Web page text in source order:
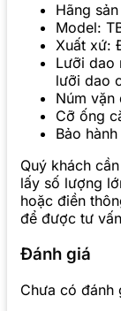
Hãng
Model:
Xuất xứ:
Lưỡi dao
lưỡi dao
Núm vặn
Cỡ ống
Bảo
Quý khách
lấy số lượng
hoặc điền
để được tư
Đánh giá
Chưa có đánh